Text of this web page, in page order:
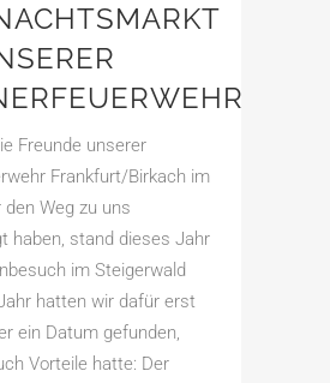
Freunde unserer
Frankfurt/Birkach im
den Weg zu uns
haben, stand dieses Jahr
im Steigerwald
hatten wir dafür erst
ein Datum gefunden,
Vorteile hatte: Der